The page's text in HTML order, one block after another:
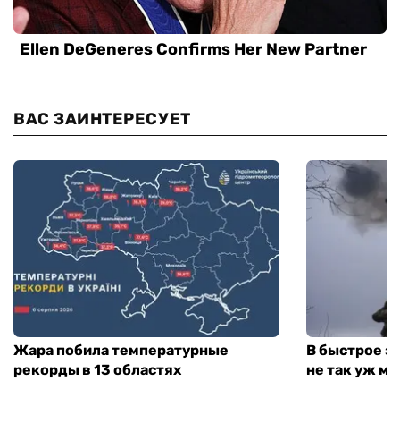
ВАС ЗАИНТЕРЕСУЕТ
Жара побила температурные
рекорды в 13 областях
В быстрое
не так уж